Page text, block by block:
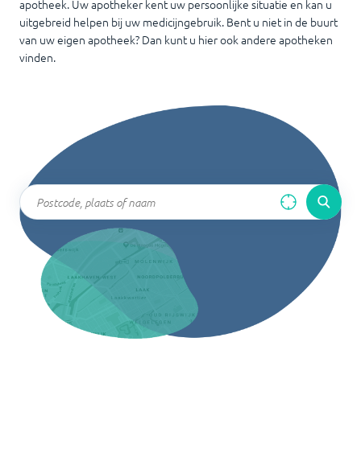
apotheek. Uw apotheker kent uw persoonlijke situatie en kan u
uitgebreid helpen bij uw medicijngebruik. Bent u niet in de buurt
van uw eigen apotheek? Dan kunt u hier ook andere apotheken
vinden.